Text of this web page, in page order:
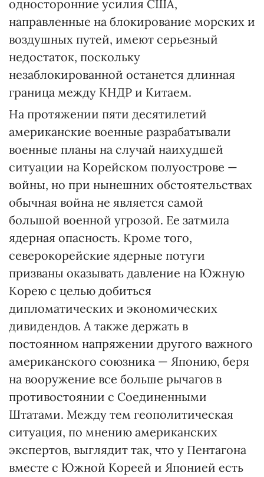
односторонние усилия США,
направленные на блокирование морских и
воздушных путей, имеют серьезный
недостаток, поскольку
незаблокированной останется длинная
граница между КНДР и Китаем.
На протяжении пяти десятилетий
американские военные разрабатывали
военные планы на случай наихудшей
ситуации на Корейском полуострове —
войны, но при нынешних обстоятельствах
обычная война не является самой
большой военной угрозой. Ее затмила
ядерная опасность. Кроме того,
северокорейские ядерные потуги
призваны оказывать давление на Южную
Корею с целью добиться
дипломатических и экономических
дивидендов. А также держать в
постоянном напряжении другого важного
американского союзника — Японию, беря
на вооружение все больше рычагов в
противостоянии с Соединенными
Штатами. Между тем геополитическая
ситуация, по мнению американских
экспертов, выглядит так, что у Пентагона
вместе с Южной Кореей и Японией есть